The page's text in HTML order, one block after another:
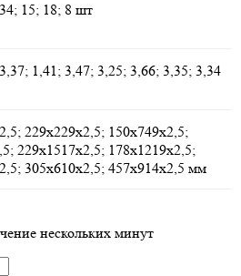
15; 18; 8 шт
1,41; 3,47; 3,25; 3,66; 3,35; 3,34
229х229х2,5; 150х749х2,5;
229х1517х2,5; 178х1219х2,5;
305х610х2,5; 457х914х2,5 мм
нескольких минут